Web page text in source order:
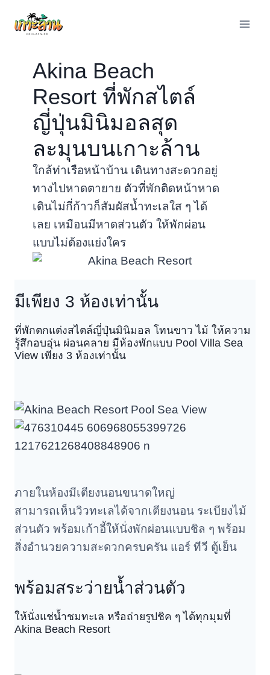
Akina Beach
Resort ที่พักสไตล์
ญี่ปุ่นมินิมอลสุด
ละมุนบนเกาะล้าน
ใกล้ท่าเรือหน้าบ้าน เดินทางสะดวกอยู่
ทางไปหาดตายาย ตัวที่พักติดหน้าหาด
เดินไม่กี่ก้าวก็สัมผัสน้ำทะเลใส ๆ ได้
เลย เหมือนมีหาดส่วนตัว ให้พักผ่อน
แบบไม่ต้องแย่งใคร
มีเพียง 3 ห้องเท่านั้น
ที่พักตกแต่งสไตล์ญี่ปุ่นมินิมอล โทนขาว ไม้ ให้ความ
รู้สึกอบอุ่น ผ่อนคลาย มีห้องพักแบบ Pool Villa Sea
View เพียง 3 ห้องเท่านั้น
ภายในห้องมีเตียงนอนขนาดใหญ่
สามารถเห็นวิวทะเลได้จากเตียงนอน ระเบียงไม้
ส่วนตัว พร้อมเก้าอี้ให้นั่งพักผ่อนแบบชิล ๆ พร้อม
สิ่งอำนวยความสะดวกครบครัน แอร์ ทีวี ตู้เย็น
พร้อมสระว่ายน้ำส่วนตัว
ให้นั่งแช่น้ำชมทะเล หรือถ่ายรูปชิค ๆ ได้ทุกมุมที่
Akina Beach Resort